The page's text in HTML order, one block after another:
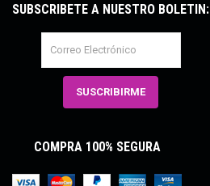
SUBSCRÍBETE A NUESTRO BOLETÍN:
COMPRA 100% SEGURA